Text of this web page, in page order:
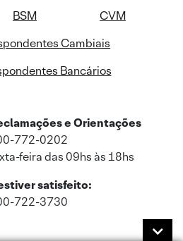
BSM
CVM
Cambiais
Bancários
e Orientações
772-0202
feira das 09hs às 18hs
satisfeito:
722-3730